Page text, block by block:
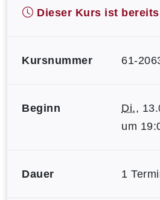
Dieser Kurs ist
Kursnummer 61-
Beginn Di.,
um
Dauer 1